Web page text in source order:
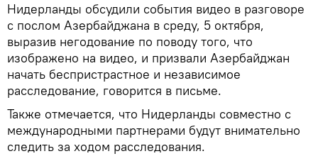
Нидерланды обсудили события видео в разговоре
с послом Азербайджана в среду, 5 октября,
выразив негодование по поводу того, что
изображено на видео, и призвали Азербайджан
начать беспристрастное и независимое
расследование, говорится в письме.
Также отмечается, что Нидерланды совместно с
международными партнерами будут внимательно
следить за ходом расследования.